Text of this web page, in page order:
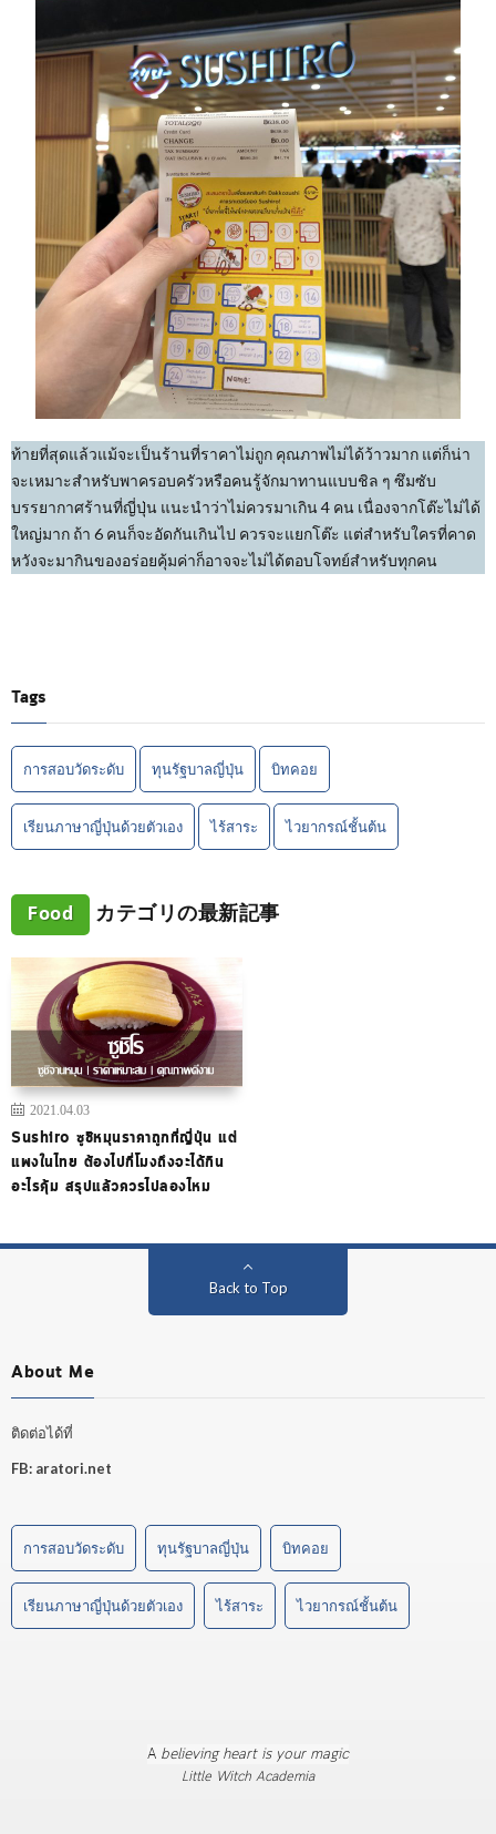
ท้ายที่สุดแล้วแม้จะเป็นร้านที่ราคาไม่ถูก คุณภาพไม่ได้ว้าวมาก แต่ก็น่า
จะเหมาะสำหรับพาครอบครัวหรือคนรู้จักมาทานแบบชิล ๆ ซึมซับ
บรรยากาศร้านที่ญี่ปุ่น แนะนำว่าไม่ควรมาเกิน 4 คน เนื่องจากโต๊ะไม่ได้
ใหญ่มาก ถ้า 6 คนก็จะอัดกันเกินไป ควรจะแยกโต๊ะ แต่สำหรับใครที่คาด
หวังจะมากินของอร่อยคุ้มค่าก็อาจจะไม่ได้ตอบโจทย์สำหรับทุกคน
Tags
การสอบวัดระดับ ทุนรัฐบาลญี่ปุ่น บิทคอย
เรียนภาษาญี่ปุ่นด้วยตัวเอง ไร้สาระ ไวยากรณ์ชั้นต้น
Food カテゴリの最新記事
2021.04.03
Sushiro ซูชิหมุนราคาถูกที่ญี่ปุ่น แต่
แพงในไทย ต้องไปกี่โมงถึงจะได้กิน
อะไรคุ้ม สรุปแล้วควรไปลองไหม
Back to Top
About Me
ติดต่อได้ที่
FB: aratori.net
การสอบวัดระดับ ทุนรัฐบาลญี่ปุ่น บิทคอย
เรียนภาษาญี่ปุ่นด้วยตัวเอง ไร้สาระ ไวยากรณ์ชั้นต้น
A believing heart is your magic
Little Witch Academia